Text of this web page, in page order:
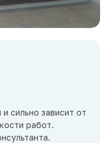
сильно зависит от
работ.